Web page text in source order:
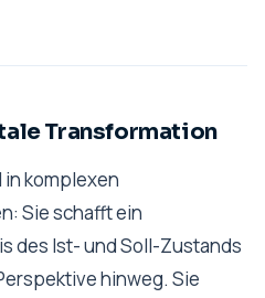
Transformation
komplexen
Sie schafft ein
des Ist- und Soll-Zustands
hinweg. Sie